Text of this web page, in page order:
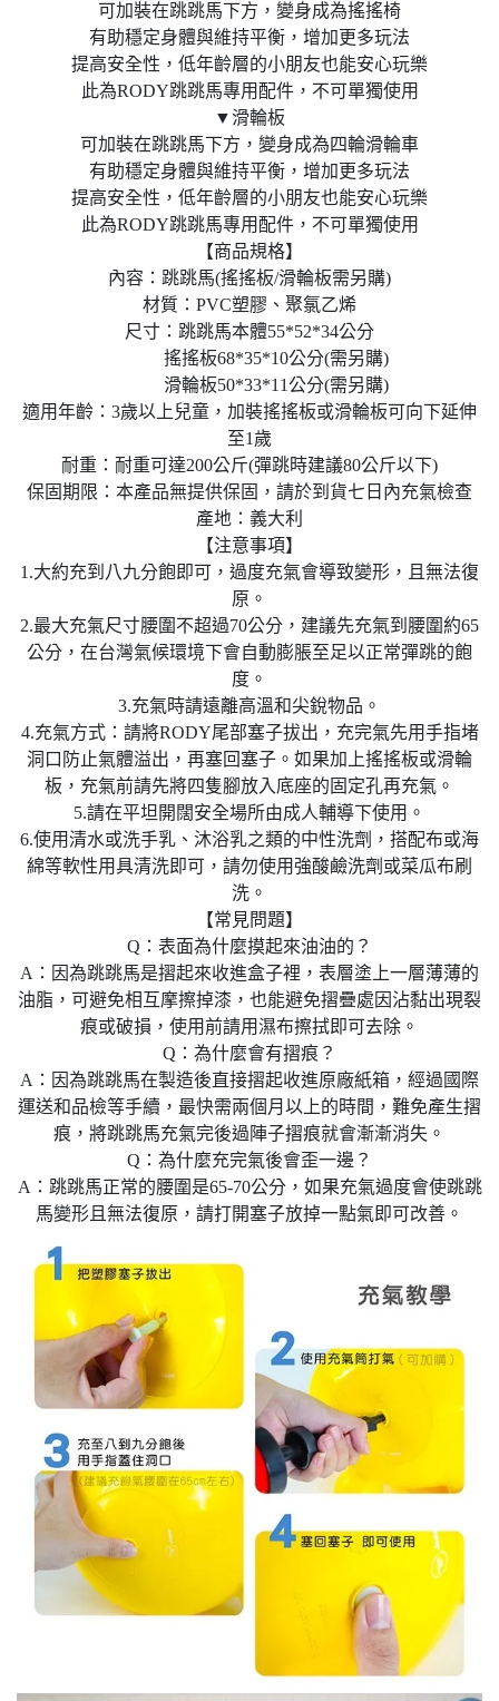
可加裝在跳跳馬下方，變身成為搖搖椅
有助穩定身體與維持平衡，增加更多玩法
提高安全性，低年齡層的小朋友也能安心玩樂
此為RODY跳跳馬專用配件，不可單獨使用
▼滑輪板
可加裝在跳跳馬下方，變身成為四輪滑輪車
有助穩定身體與維持平衡，增加更多玩法
提高安全性，低年齡層的小朋友也能安心玩樂
此為RODY跳跳馬專用配件，不可單獨使用
【商品規格】
內容：跳跳馬(搖搖板/滑輪板需另購)
材質：PVC塑膠、聚氯乙烯
尺寸：跳跳馬本體55*52*34公分
搖搖板68*35*10公分(需另購)
滑輪板50*33*11公分(需另購)
適用年齡：3歲以上兒童，加裝搖搖板或滑輪板可向下延伸
至1歲
耐重：耐重可達200公斤(彈跳時建議80公斤以下)
保固期限：本產品無提供保固，請於到貨七日內充氣檢查
產地：義大利
【注意事項】
1.大約充到八九分飽即可，過度充氣會導致變形，且無法復
原。
2.最大充氣尺寸腰圍不超過70公分，建議先充氣到腰圍約65
公分，在台灣氣候環境下會自動膨脹至足以正常彈跳的飽
度。
3.充氣時請遠離高溫和尖銳物品。
4.充氣方式：請將RODY尾部塞子拔出，充完氣先用手指堵
洞口防止氣體溢出，再塞回塞子。如果加上搖搖板或滑輪
板，充氣前請先將四隻腳放入底座的固定孔再充氣。
5.請在平坦開闊安全場所由成人輔導下使用。
6.使用清水或洗手乳、沐浴乳之類的中性洗劑，搭配布或海
綿等軟性用具清洗即可，請勿使用強酸鹼洗劑或菜瓜布刷
洗。
【常見問題】
Q：表面為什麼摸起來油油的？
A：因為跳跳馬是摺起來收進盒子裡，表層塗上一層薄薄的
油脂，可避免相互摩擦掉漆，也能避免摺疊處因沾黏出現裂
痕或破損，使用前請用濕布擦拭即可去除。
Q：為什麼會有摺痕？
A：因為跳跳馬在製造後直接摺起收進原廠紙箱，經過國際
運送和品檢等手續，最快需兩個月以上的時間，難免產生摺
痕，將跳跳馬充氣完後過陣子摺痕就會漸漸消失。
Q：為什麼充完氣後會歪一邊？
A：跳跳馬正常的腰圍是65-70公分，如果充氣過度會使跳跳
馬變形且無法復原，請打開塞子放掉一點氣即可改善。